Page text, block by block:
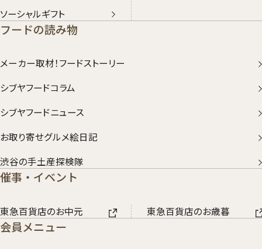
ソーシャルギフト
フードの読み物
メーカー取材！フードストーリー
シブヤフードコラム
シブヤフードニュース
お取り寄せグルメ絵日記
渋谷の手土産探検隊
催事・イベント
東急百貨店のお中元 東急百貨店のお歳暮
会員メニュー